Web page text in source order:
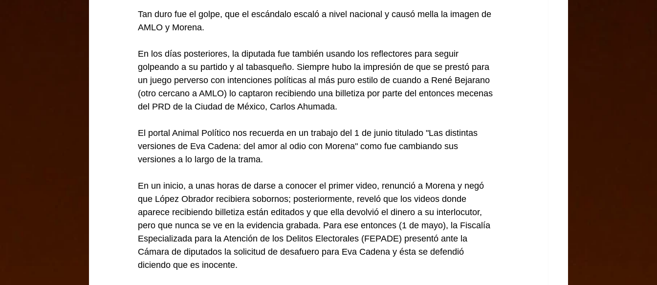
Tan duro fue el golpe, que el escándalo escaló a nivel nacional y causó mella la imagen de
AMLO y Morena.
En los días posteriores, la diputada fue también usando los reflectores para seguir
golpeando a su partido y al tabasqueño. Siempre hubo la impresión de que se prestó para
un juego perverso con intenciones políticas al más puro estilo de cuando a René Bejarano
(otro cercano a AMLO) lo captaron recibiendo una billetiza por parte del entonces mecenas
del PRD de la Ciudad de México, Carlos Ahumada.
El portal Animal Político nos recuerda en un trabajo del 1 de junio titulado "Las distintas
versiones de Eva Cadena: del amor al odio con Morena" como fue cambiando sus
versiones a lo largo de la trama.
En un inicio, a unas horas de darse a conocer el primer video, renunció a Morena y negó
que López Obrador recibiera sobornos; posteriormente, reveló que los videos donde
aparece recibiendo billetiza están editados y que ella devolvió el dinero a su interlocutor,
pero que nunca se ve en la evidencia grabada. Para ese entonces (1 de mayo), la Fiscalía
Especializada para la Atención de los Delitos Electorales (FEPADE) presentó ante la
Cámara de diputados la solicitud de desafuero para Eva Cadena y ésta se defendió
diciendo que es inocente.